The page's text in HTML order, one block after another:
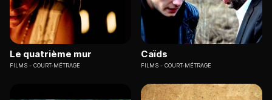
Le quatrième mur
FILMS COURT-MÉTRAGE
Caïds
FILMS COURT-MÉTRAGE